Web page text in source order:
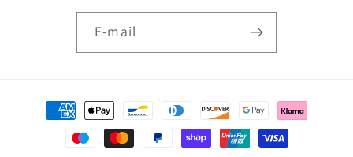
E-mail
Moyens
paiement